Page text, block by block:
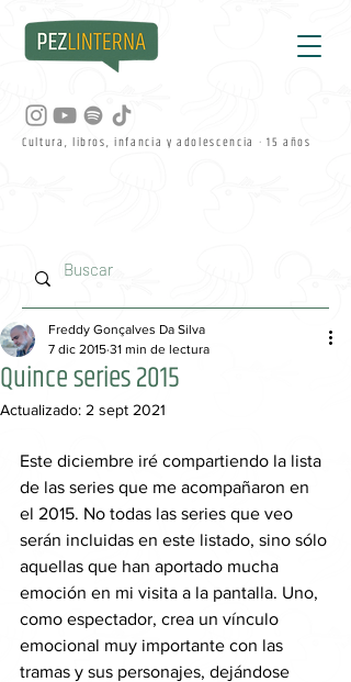
Cultura, libros, infancia y adolescencia · 15 años
Quince series 2015
Freddy Gonçalves Da Silva
7 dic 2015 31 min de lectura
Actualizado: 2 sept 2021
Este diciembre iré compartiendo la lista
de las series que me acompañaron en
el 2015. No todas las series que veo
serán incluidas en este listado, sino sólo
aquellas que han aportado mucha
emoción en mi visita a la pantalla. Uno,
como espectador, crea un vínculo
emocional muy importante con las
tramas y sus personajes, dejándose